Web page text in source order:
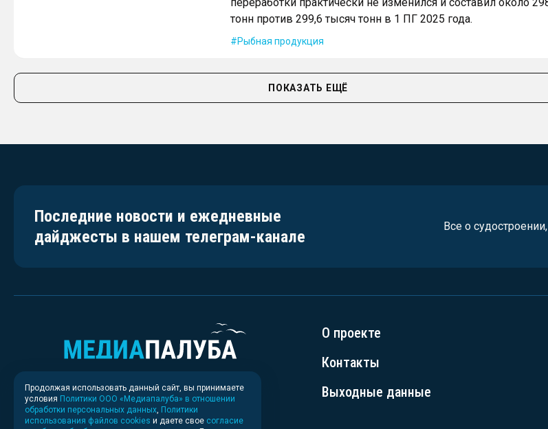
тонн против 299,6 тысяч тонн в 1 ПГ 2025 года.
Рыбная продукция
ПОКАЗАТЬ ЕЩЁ
Последние новости и ежедневные
дайджесты в нашем телеграм-канале
Все о
О проекте
Контакты
Выходные данные
Продолжая использовать данный сайт, вы принимаете
условия Политики ООО «Медиапалуба» в отношении
обработки персональных данных Политики
использования файлов cookies и даете свое согласие